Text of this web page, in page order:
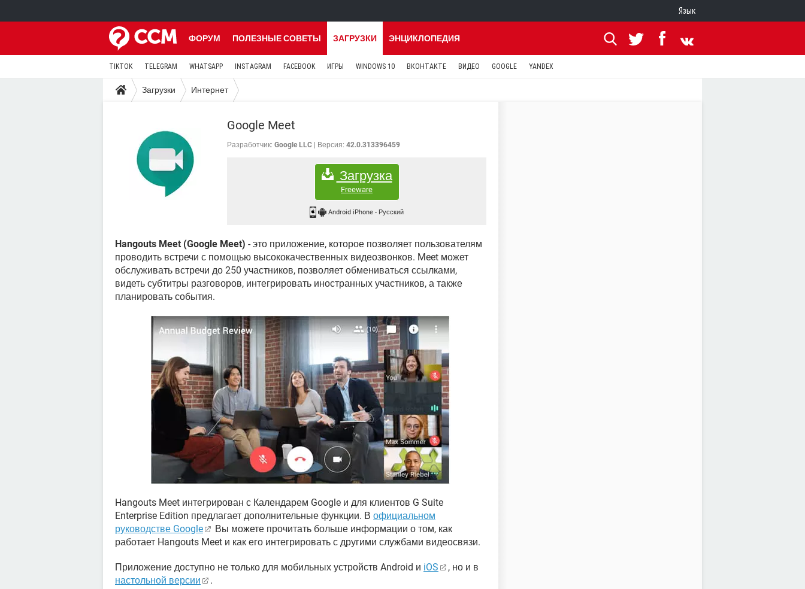
Язык
ФОРУМ ПОЛЕЗНЫЕ СОВЕТЫ ЗАГРУЗКИ ЭНЦИКЛОПЕДИЯ
TIKTOK TELEGRAM WHATSAPP INSTAGRAM FACEBOOK ИГРЫ WINDOWS 10 ВКОНТАКТЕ ВИДЕО GOOGLE YANDEX
Загрузки Интернет
Google Meet
Разработчик: Google LLC Версия: 42.0.313396459
Загрузка
Freeware
Android iPhone- Русский
Hangouts Meet (Google Meet) - это приложение, которое позволяет пользователям
проводить встречи с помощью высококачественных видеозвонков. Meet может
обслуживать встречи до 250 участников, позволяет обмениваться ссылками,
видеть субтитры разговоров, интегрировать иностранных участников, а также
планировать события.
Hangouts Meet интегрирован с Календарем Google и для клиентов G Suite
Enterprise Edition предлагает дополнительные функции. В официальном
руководстве Google
Вы можете прочитать больше информации о том, как
работает Hangouts Meet и как его интегрировать с другими службами видеосвязи.
Приложение доступно не только для мобильных устройств Android и iOS
, но и в
настольной версии
.